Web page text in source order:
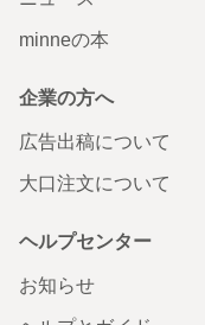
minneの本
企業の方へ
広告出稿について
大口注文について
ヘルプセンター
お知らせ